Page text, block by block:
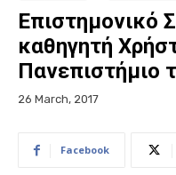
Επιστημονικό
καθηγητή
Πανεπιστήμιο
26 March, 2017
Facebook